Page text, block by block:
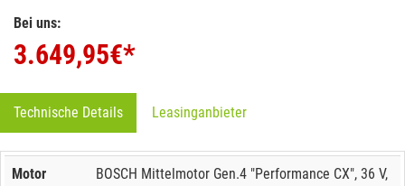
Bei uns:
3.649,95€*
Technische Details Leasinganbieter
Motor
BOSCH Mittelmotor Gen.4 "Performance CX", 36 V,